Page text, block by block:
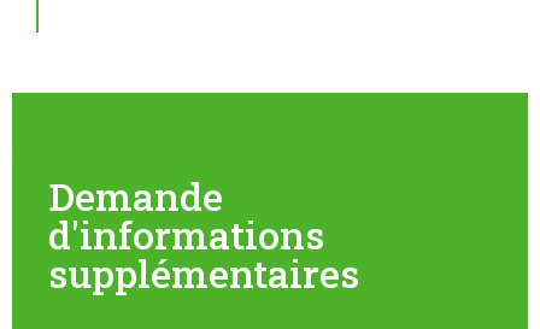
Demande
d'informations
supplémentaires